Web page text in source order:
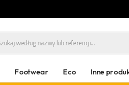
SEARCH BUTTON
Footwear Eco Inne